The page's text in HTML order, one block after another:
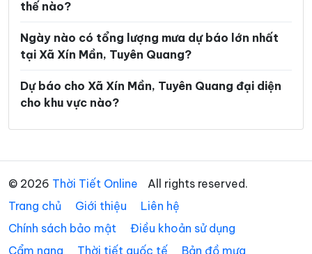
Xã Minh Ngọc
Xã Minh Sơn Xã Minh Tân
Xã Minh Thanh Xã Nà Hang
Xã Nấm Dẩn Xã Nậm Dịch
Xã Niêm Sơn Xã Pà Vầy Sủ
Xã Phố Bảng Xã Phú Linh
Xã Phú Lương Xã Phù Lưu
thế nào?
Ngày nào có tổng lượng mưa dự báo lớn nhất
tại Xã Xín Mần, Tuyên Quang?
Dự báo cho Xã Xín Mần, Tuyên Quang đại diện
cho khu vực nào?
© 2026 Thời Tiết Online
All rights reserved.
Trang chủ
Giới thiệu
Liên hệ
Chính sách bảo mật
Điều khoản sử dụng
Cẩm nang
Thời tiết quốc tế Bản đồ mưa